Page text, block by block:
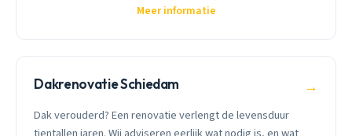
Meer informatie
Dakrenovatie Schiedam →
Dak verouderd? Een renovatie verlengt de levensduur